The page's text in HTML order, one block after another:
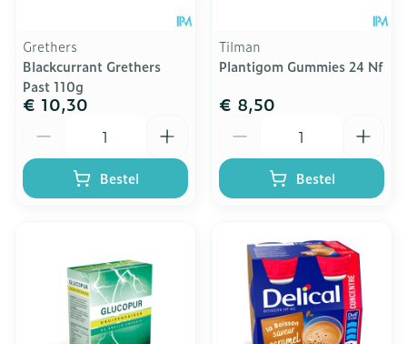
Grethers
Blackcurrant Grethers
Past 110g
€ 10,30
Bestel
Tilman
Plantigom Gummies 24 Nf
€ 8,50
Bestel